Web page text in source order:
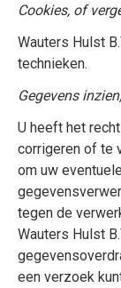
Cookies, of
Wauters Hulst
technieken.
Gegevens
U heeft het
corrigeren of te
om uw
tegen de
Wauters Hulst
een verzoek